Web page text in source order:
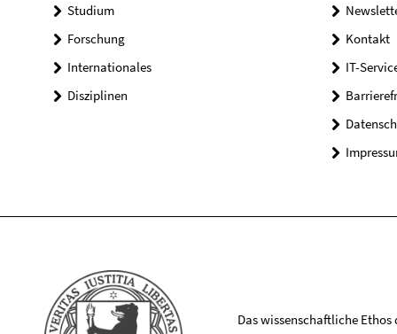
Studium
Forschung
Internationales
Disziplinen
Kontakt
IT-
Das wissenschaftliche